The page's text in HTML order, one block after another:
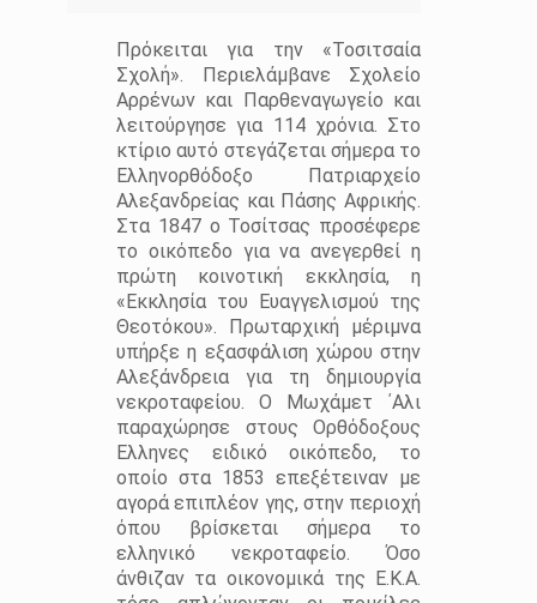
Πρόκειται για την «Τοσιτσαία
Σχολή». Περιελάμβανε Σχολείο
Αρρένων και Παρθεναγωγείο και
λειτούργησε για 114 χρόνια. Στο
κτίριο αυτό στεγάζεται σήμερα το
Ελληνορθόδοξο Πατριαρχείο
Αλεξανδρείας και Πάσης Αφρικής.
Στα 1847 ο Τοσίτσας προσέφερε
το οικόπεδο για να ανεγερθεί η
πρώτη κοινοτική εκκλησία, η
«Εκκλησία του Ευαγγελισμού της
Θεοτόκου». Πρωταρχική μέριμνα
υπήρξε η εξασφάλιση χώρου στην
Αλεξάνδρεια για τη δημιουργία
νεκροταφείου. Ο Μωχάμετ ΄Αλι
παραχώρησε στους Ορθόδοξους
Ελληνες ειδικό οικόπεδο, το
οποίο στα 1853 επεξέτειναν με
αγορά επιπλέον γης, στην περιοχή
όπου βρίσκεται σήμερα το
ελληνικό νεκροταφείο. Όσο
άνθιζαν τα οικονομικά της Ε.Κ.Α.